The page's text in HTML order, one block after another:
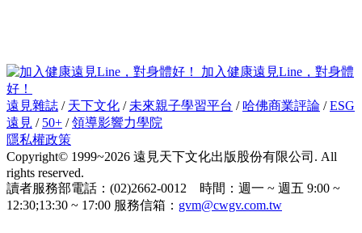
加入健康遠見Line，對身體
好！
遠見雜誌 / 天下文化 / 未來親子學習平台 / 哈佛商業評論 /ESG
遠見 / 50+ /領導影響力學院
隱私權政策
Copyright© 1999~2026 遠見天下文化出版股份有限公司. All
rights reserved.
讀者服務部電話：(02)2662-0012 時間：週一 ~ 週五 9:00 ~
12:30;13:30 ~ 17:00 服務信箱： gvm@cwgv.com.tw